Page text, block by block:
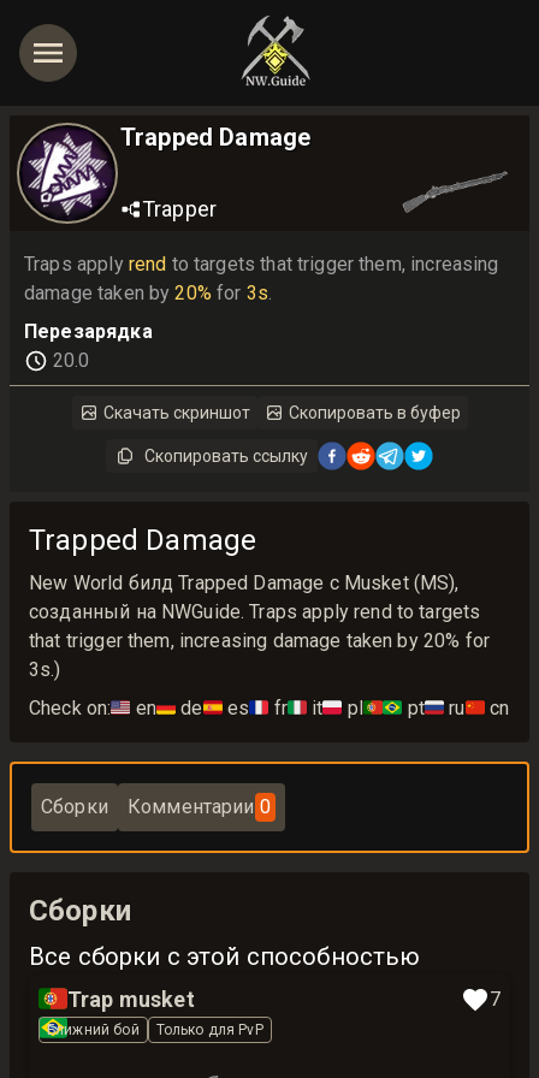
Trapped Damage
Trapper
Traps apply rend to targets that trigger them, increasing
damage taken by 20% for 3s.
Перезарядка
20.0
Скачать скриншот Скопировать в буфер
Скопировать ссылку
Trapped Damage
New World билд Trapped Damage с Musket (MS),
созданный на NWGuide. Traps apply rend to targets
that trigger them, increasing damage taken by 20% for
3s.)
Check on:🇺🇸 en🇩🇪 de🇪🇸 es🇫🇷 fr🇮🇹 it🇵🇱 pl🇵🇹🇧🇷 pt🇷🇺 ru🇨🇳 cn
Сборки Комментарии 0
Сборки
Все сборки с этой способностью
🇵🇹
🇧🇷
Trap musket 7
Ближний бой Только для PvP